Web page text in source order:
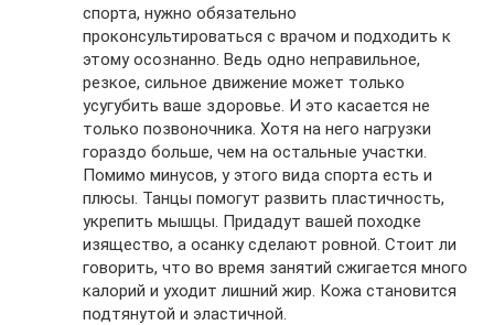
спорта, нужно обязательно
проконсультироваться с врачом и подходить к
этому осознанно. Ведь одно неправильное,
резкое, сильное движение может только
усугубить ваше здоровье. И это касается не
только позвоночника. Хотя на него нагрузки
гораздо больше, чем на остальные участки.
Помимо минусов, у этого вида спорта есть и
плюсы. Танцы помогут развить пластичность,
укрепить мышцы. Придадут вашей походке
изящество, а осанку сделают ровной. Стоит ли
говорить, что во время занятий сжигается много
калорий и уходит лишний жир. Кожа становится
подтянутой и эластичной.